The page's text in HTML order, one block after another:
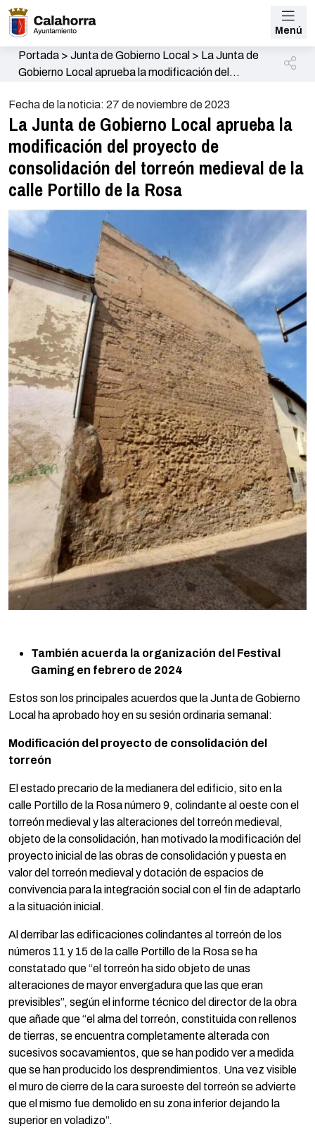
Menú
Portada> Junta de Gobierno Local > La Junta de
Gobierno Local aprueba la modificación del
la calle Portillo de la Rosa
Fecha de la noticia: 27 de noviembre de 2023
La Junta de Gobierno Local aprueba la
modificación del proyecto de
consolidación del torreón medieval de la
calle Portillo de la Rosa
También acuerda la organización del Festival
Gaming en febrero de 2024
Estos son los principales acuerdos que la Junta de Gobierno
Local ha aprobado hoy en su sesión ordinaria semanal:
Modificación del proyecto de consolidación del
torreón
El estado precario de la medianera del edificio, sito en la
calle Portillo de la Rosa número 9, colindante al oeste con el
torreón medieval y las alteraciones del torreón medieval,
objeto de la consolidación, han motivado la modificación del
proyecto inicial de las obras de consolidación y puesta en
valor del torreón medieval y dotación de espacios de
convivencia para la integración social con el fin de adaptarlo
a la situación inicial.
Al derribar las edificaciones colindantes al torreón de los
números 11 y 15 de la calle Portillo de la Rosa se ha
constatado que “el torreón ha sido objeto de unas
alteraciones de mayor envergadura que las que eran
previsibles”, según el informe técnico del director de la obra
que añade que “el alma del torreón, constituida con rellenos
de tierras, se encuentra completamente alterada con
sucesivos socavamientos, que se han podido ver a medida
que se han producido los desprendimientos. Una vez visible
el muro de cierre de la cara suroeste del torreón se advierte
que el mismo fue demolido en su zona inferior dejando la
superior en voladizo”.